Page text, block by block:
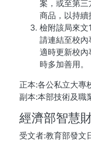
案，或至第
商品，以持續
檢附該局來文
請連結至校
適時更新校
時多加善用。
正本:各公私立大專
副本:本部技術及職
經濟部智慧
受文者:教育部發文